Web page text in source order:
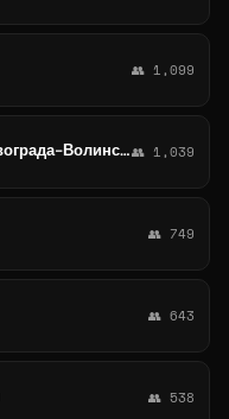
👥 1,099
04141.com.ua - Сайт мiста Новограда-Волинського👥 1,039
👥 749
👥 643
👥 538